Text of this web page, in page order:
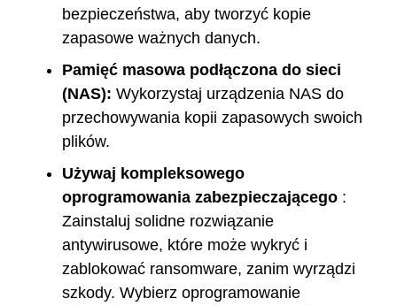
bezpieczeństwa, aby tworzyć kopie
zapasowe ważnych danych.
Pamięć masowa podłączona do sieci
(NAS): Wykorzystaj urządzenia NAS do
przechowywania kopii zapasowych swoich
plików.
Używaj kompleksowego
oprogramowania zabezpieczającego :
Zainstaluj solidne rozwiązanie
antywirusowe, które może wykryć i
zablokować ransomware, zanim wyrządzi
szkody. Wybierz oprogramowanie